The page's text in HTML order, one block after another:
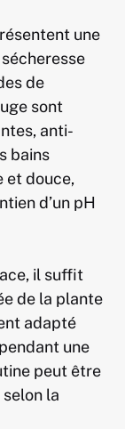
une
de
sont
anti-
bains
et douce,
d’un pH
il suffit
de la plante
adapté
une
peut être
la